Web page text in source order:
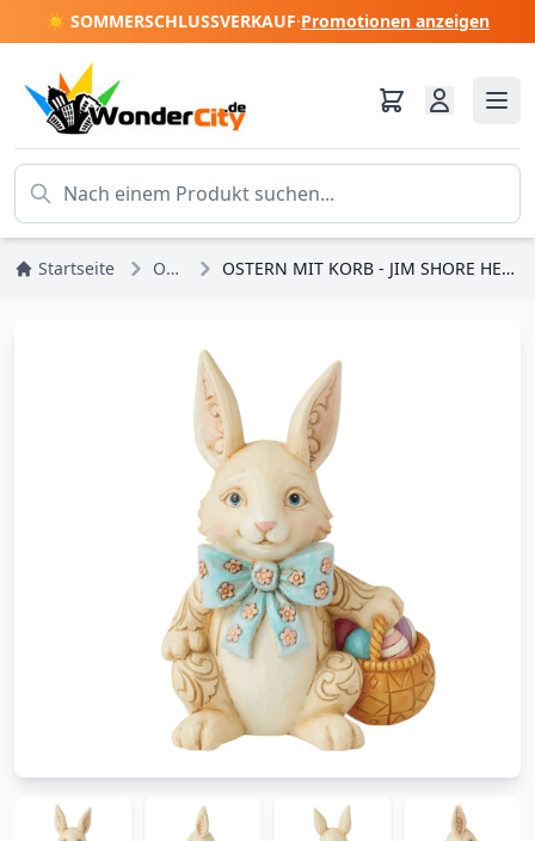
☀️ SOMMERSCHLUSSVERKAUF·Promotionen anzeigen
Startseite Ostern OSTERN MIT KORB - JIM SHORE HEARTWOOD CREEK